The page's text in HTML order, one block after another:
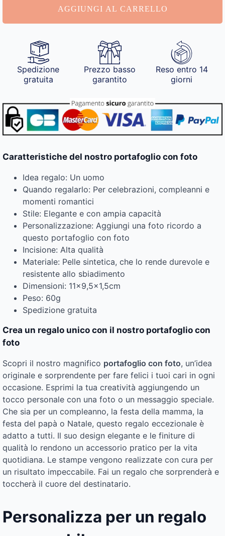
AGGIUNGI AL CARRELLO
Spedizione
gratuita
Prezzo basso
garantito
Reso entro 14
giorni
Caratteristiche del nostro portafoglio con foto
Idea regalo: Un uomo
Quando regalarlo: Per celebrazioni, compleanni e
momenti romantici
Stile: Elegante e con ampia capacità
Personalizzazione: Aggiungi una foto ricordo a
questo portafoglio con foto
Incisione: Alta qualità
Materiale: Pelle sintetica, che lo rende durevole e
resistente allo sbiadimento
Dimensioni: 11×9,5×1,5cm
Peso: 60g
Spedizione gratuita
Crea un regalo unico con il nostro portafoglio con
foto
Scopri il nostro magnifico portafoglio con foto, un’idea
originale e sorprendente per fare felici i tuoi cari in ogni
occasione. Esprimi la tua creatività aggiungendo un
tocco personale con una foto o un messaggio speciale.
Che sia per un compleanno, la festa della mamma, la
festa del papà o Natale, questo regalo eccezionale è
adatto a tutti. Il suo design elegante e le finiture di
qualità lo rendono un accessorio pratico per la vita
quotidiana. Le stampe vengono realizzate con cura per
un risultato impeccabile. Fai un regalo che sorprenderà e
toccherà il cuore del destinatario.
Personalizza per un regalo